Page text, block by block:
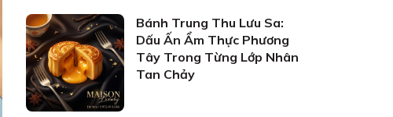
Bánh Trung Thu Lưu Sa:
Dấu Ấn Ẩm Thực Phương
Tây Trong Từng Lớp Nhân
Tan Chảy